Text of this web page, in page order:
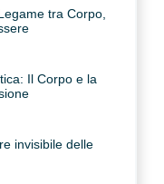
tra Corpo,
Il Corpo e la
invisibile delle